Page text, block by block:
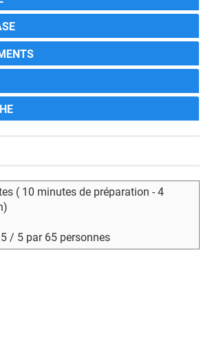
( 10 minutes de préparation - 4
/ 5 par 65 personnes